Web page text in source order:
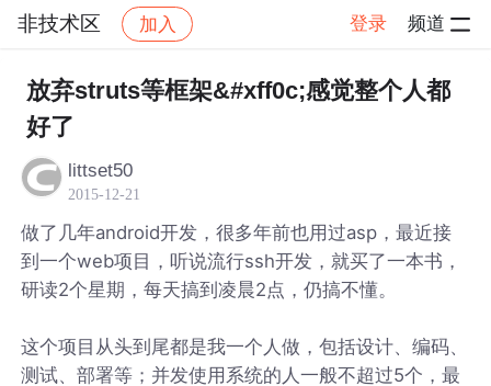
非技术区 加入 登录 频道
社区 非技术区 帖子详情
放弃struts等框架&#xff0c;感觉整个人都
好了
littset50
2015-12-21
做了几年android开发，很多年前也用过asp，最近接
到一个web项目，听说流行ssh开发，就买了一本书，
研读2个星期，每天搞到凌晨2点，仍搞不懂。
这个项目从头到尾都是我一个人做，包括设计、编码、
测试、部署等；并发使用系统的人一般不超过5个，最